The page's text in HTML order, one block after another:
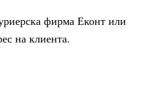
фирма Еконт или
на клиента.